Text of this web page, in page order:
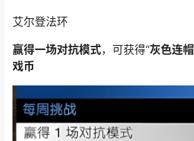
艾尔登法环
赢得一场对抗模式，可获得“灰色连
戏币